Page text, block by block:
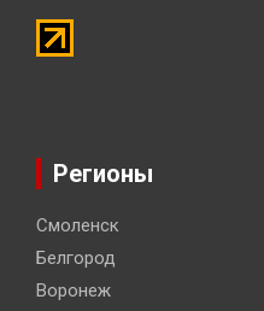
Регионы
Смоленск
Белгород
Воронеж